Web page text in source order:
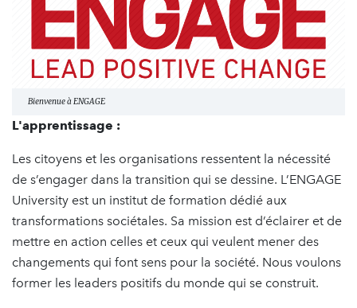
Bienvenue à ENGAGE
L'apprentissage :
Les citoyens et les organisations ressentent la nécessité
de s’engager dans la transition qui se dessine. L’ENGAGE
University est un institut de formation dédié aux
transformations sociétales. Sa mission est d’éclairer et de
mettre en action celles et ceux qui veulent mener des
changements qui font sens pour la société. Nous voulons
former les leaders positifs du monde qui se construit.